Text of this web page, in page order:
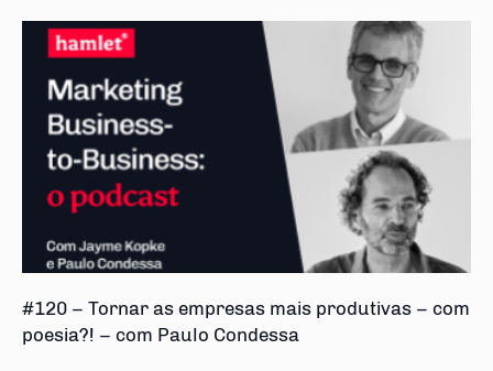
#120 – Tornar as empresas mais produtivas – com
poesia?! – com Paulo Condessa